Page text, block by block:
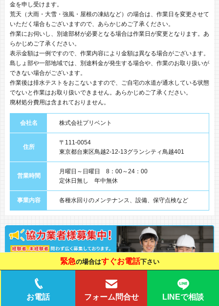
金を申し受けます。
荒天（大雨・大雪・強風・屋根の凍結など）の場合は、作業日を変更させて
いただく場合もございますので、あらかじめご了承ください。
作業にお伺いし、別途部材が必要となる場合は作業日が変更となります。あ
らかじめご了承ください。
表示金額は一例ですので、作業内容により金額は異なる場合がございます。
島しょ部や一部地域では、別途料金が発生する場合や、作業のお取り扱いが
できない場合がございます。
作業後は排水テストをおこないますので、ご自宅の水道が通水している状態
でないと作業はお取り扱いできません。あらかじめご了承ください。
廃材処分費用は含まれておりません。
会社名 株式会社プリベント
住所
〒111-0054
東京都台東区鳥越2-12-13グランシティ鳥越401
営業時間
月曜日～日曜日 8：00～24：00
定休日無し 年中無休
事業内容 各種水回りのメンテナンス、設備、保守点検など
緊急の場合はすぐお電話下さい
お電話 フォーム問合せ LINEで相談